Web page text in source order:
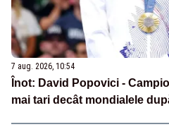
7 aug. 2026, 10:54
Înot: David Popovici -
mai tari decât mondialele